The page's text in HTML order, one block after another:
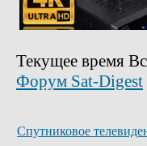
Текущее время
Форум Sat-Digest
Спутниковое